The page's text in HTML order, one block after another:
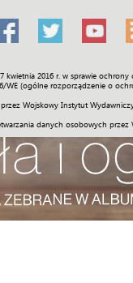
kwietnia 2016 r. w sprawie
WE (ogólne rozporządzenie o
Wojskowy Instytut
danych osobowych
Sport Historia